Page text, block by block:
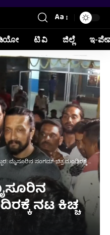
Aa
ಟಿ ವಿ ಜಿಲ್ಲೆ ಇ-
ಮೈಸೂರಿನ ಸಂಗಮ್ ಚಿತ್ರಮಂದಿರಕ್ಕೆ ನಟ ಕಿಚ್ಚ ಸುದೀಪ್ ಭೇಟಿ!
ನಟ ಕಿಚ್ಚ